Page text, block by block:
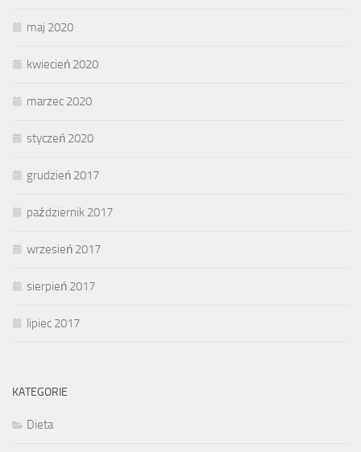
maj 2020
kwiecień 2020
marzec 2020
styczeń 2020
grudzień 2017
październik 2017
wrzesień 2017
sierpień 2017
lipiec 2017
KATEGORIE
Dieta